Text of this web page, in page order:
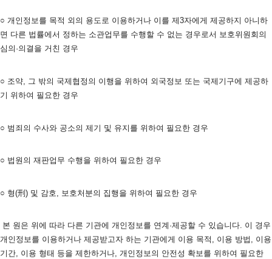
○ 개인정보를 목적 외의 용도로 이용하거나 이를 제3자에게 제공하지 아니하
면 다른 법률에서 정하는 소관업무를 수행할 수 없는 경우로서 보호위원회의
심의·의결을 거친 경우
○ 조약, 그 밖의 국제협정의 이행을 위하여 외국정보 또는 국제기구에 제공하
기 위하여 필요한 경우
○ 범죄의 수사와 공소의 제기 및 유지를 위하여 필요한 경우
○ 법원의 재판업무 수행을 위하여 필요한 경우
○ 형(刑) 및 감호, 보호처분의 집행을 위하여 필요한 경우
본 원은 위에 따라 다른 기관에 개인정보를 연계·제공할 수 있습니다. 이 경우
개인정보를 이용하거나 제공받고자 하는 기관에게 이용 목적, 이용 방법, 이용
기간, 이용 형태 등을 제한하거나, 개인정보의 안전성 확보를 위하여 필요한